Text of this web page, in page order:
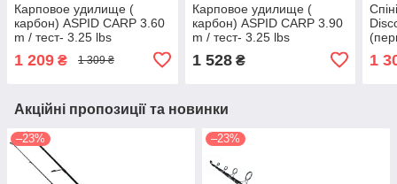
Карповое удилище (
карбон) ASPID CARP 3.60
m / тест- 3.25 lbs
1 209 ₴ 1 309 ₴
Карповое удилище (
карбон) ASPID CARP 3.90
m / тест- 3.25 lbs
1 528₴ 1
Акційні пропозиції та новинки
–23% –23%